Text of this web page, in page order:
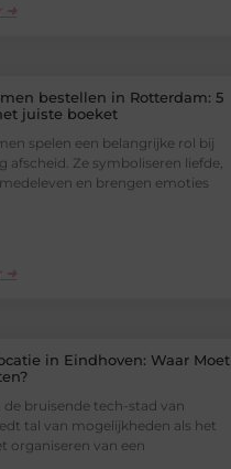
➜
bestellen in Rotterdam: 5
juiste boeket
spelen een belangrijke rol bij
afscheid. Ze symboliseren liefde,
en brengen emoties
➜
in Eindhoven: Waar Moet
de bruisende tech-stad van
tal van mogelijkheden als het
organiseren van een